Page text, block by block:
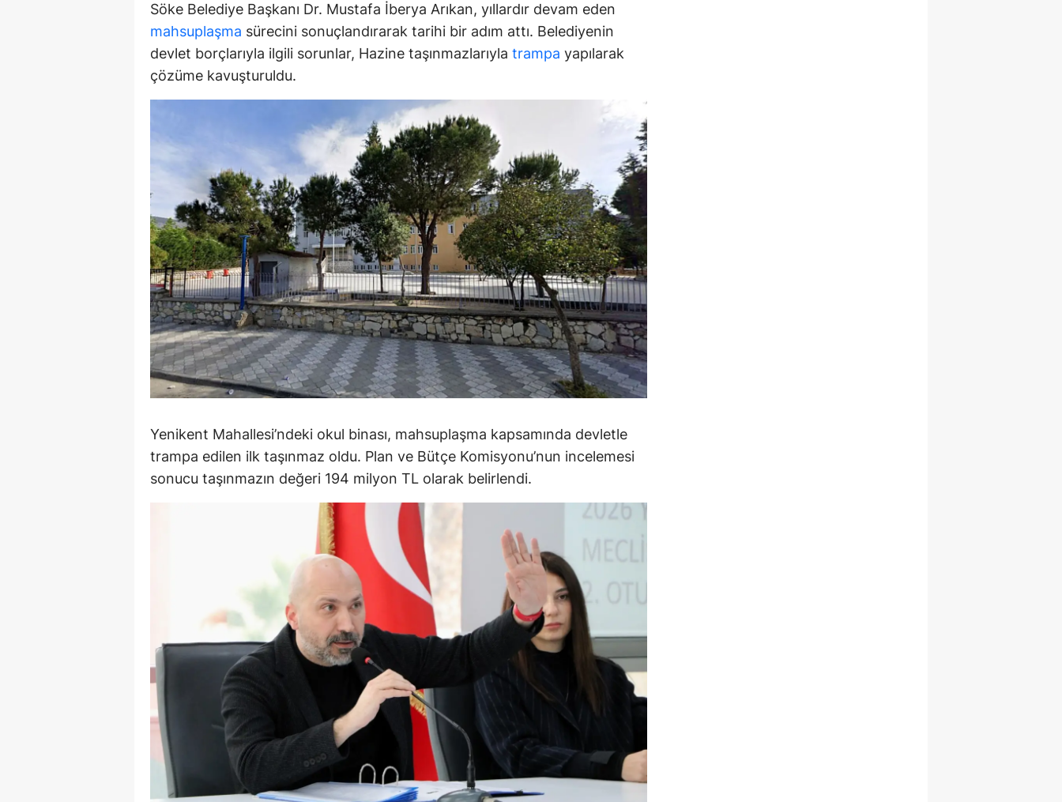
Şanlıurfa
Uşak
Yozgat
Zonguldak
Aksaray
Bayburt
Karaman
Kırıkkale
Batman
Şırnak
Bartın
Yalova
Osmaniye
Düzce
Söke Belediye Başkanı Dr. Mustafa İberya Arıkan, yıllardır devam eden
mahsuplaşma sürecini sonuçlandırarak tarihi bir adım attı. Belediyenin
devlet borçlarıyla ilgili sorunlar, Hazine taşınmazlarıyla trampa yapılarak
çözüme kavuşturuldu.
Yenikent Mahallesi’ndeki okul binası, mahsuplaşma kapsamında devletle
trampa edilen ilk taşınmaz oldu. Plan ve Bütçe Komisyonu’nun incelemesi
sonucu taşınmazın değeri 194 milyon TL olarak belirlendi.